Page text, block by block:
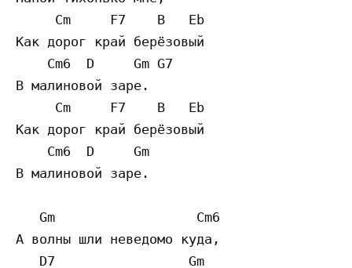
     Cm     F7    B   Eb
Как дорог край берёзовый
    Cm6  D     Gm G7
В малиновой заре.
     Cm     F7    B   Eb
Как дорог край берёзовый
    Cm6  D     Gm
В малиновой заре.
   Gm                  Cm6
А волны шли неведомо куда,
   D7                 Gm